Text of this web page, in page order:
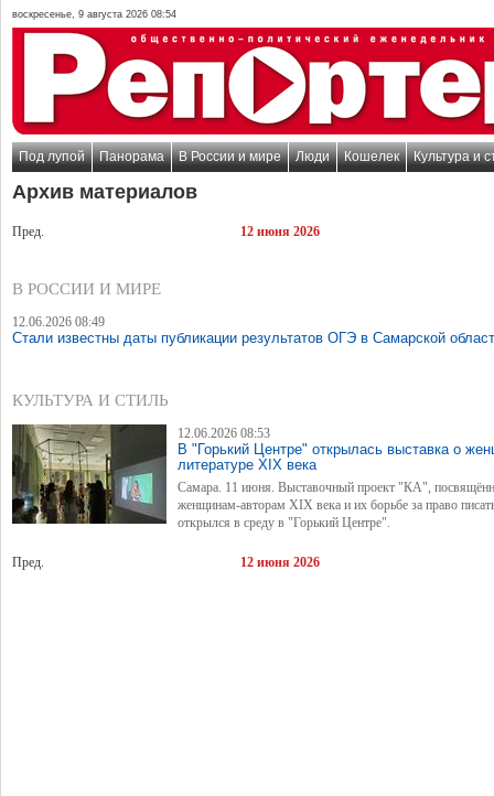
воскресенье, 9 августа 2026 08:54
Под лупой Панорама В России и мире Люди Кошелек Культура и
Архив материалов
Пред. 12 июня 2026
В РОССИИ И МИРЕ
12.06.2026 08:49
Стали известны даты публикации результатов ОГЭ в Самарской
КУЛЬТУРА И СТИЛЬ
12.06.2026 08:53
В "Горький Центре" открылась выставка о
литературе XIX века
Самара. 11 июня. Выставочный проект "КА",
женщинам-авторам XIX века и их борьбе за право
открылся в среду в "Горький Центре".
Пред. 12 июня 2026